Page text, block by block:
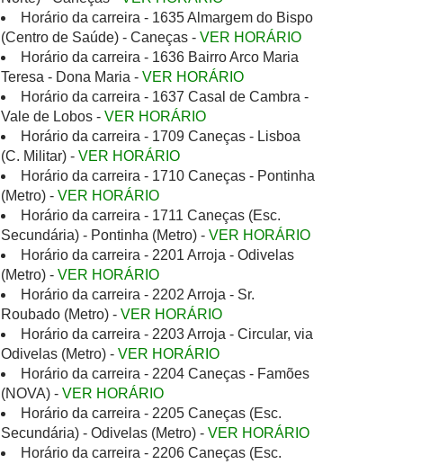
Horário da carreira - 1635 Almargem do Bispo
(Centro de Saúde) - Caneças - VER HORÁRIO
Horário da carreira - 1636 Bairro Arco Maria
Teresa - Dona Maria - VER HORÁRIO
Horário da carreira - 1637 Casal de Cambra -
Vale de Lobos - VER HORÁRIO
Horário da carreira - 1709 Caneças - Lisboa
(C. Militar) - VER HORÁRIO
Horário da carreira - 1710 Caneças - Pontinha
(Metro) - VER HORÁRIO
Horário da carreira - 1711 Caneças (Esc.
Secundária) - Pontinha (Metro) - VER HORÁRIO
Horário da carreira - 2201 Arroja - Odivelas
(Metro) - VER HORÁRIO
Horário da carreira - 2202 Arroja - Sr.
Roubado (Metro) - VER HORÁRIO
Horário da carreira - 2203 Arroja - Circular, via
Odivelas (Metro) - VER HORÁRIO
Horário da carreira - 2204 Caneças - Famões
(NOVA) - VER HORÁRIO
Horário da carreira - 2205 Caneças (Esc.
Secundária) - Odivelas (Metro) - VER HORÁRIO
Horário da carreira - 2206 Caneças (Esc.